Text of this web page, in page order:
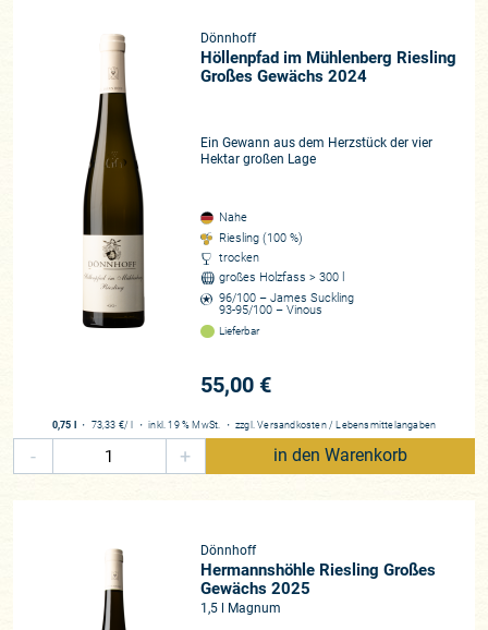
Dönnhoff
Höllenpfad im Mühlenberg Riesling
Großes Gewächs 2024
Ein Gewann aus dem Herzstück der vier
Hektar großen Lage
Nahe
Riesling (100 %)
trocken
großes Holzfass > 300 l
96/100 – James Suckling
93-95/100 – Vinous
Lieferbar
55,00 €
0,75 l ・ 73,33 €/ l ・inkl. 19 % MwSt. ・ zzgl.Versandkosten / Lebensmittelangaben
- + in den Warenkorb
Dönnhoff
Hermannshöhle Riesling Großes
Gewächs 2025
1,5 l Magnum